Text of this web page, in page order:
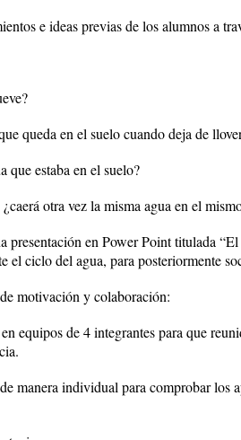
e ideas previas de los alumnos a
queda en el suelo cuando deja de
que estaba en el suelo?
otra vez la misma agua en el
presentación en Power Point titulada
el ciclo del agua, para posteriormente
motivación y colaboración:
equipos de 4 integrantes para que
manera individual para comprobar los